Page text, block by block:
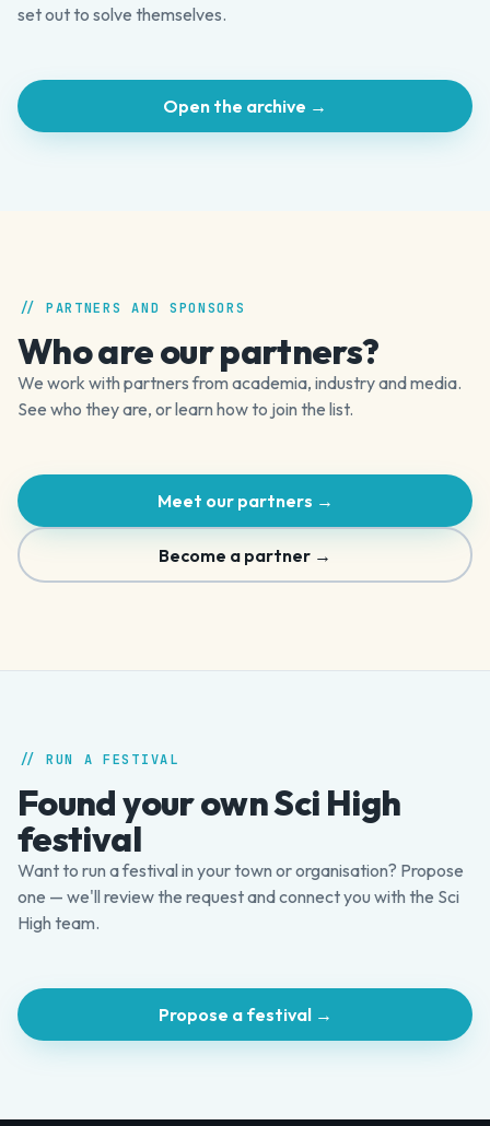
set out to solve themselves.
Open the archive →
// PARTNERS AND SPONSORS
Who are our partners?
We work with partners from academia, industry and media.
See who they are, or learn how to join the list.
Meet our partners →
Become a partner →
// RUN A FESTIVAL
Found your own Sci High
festival
Want to run a festival in your town or organisation? Propose
one — we'll review the request and connect you with the Sci
High team.
Propose a festival →